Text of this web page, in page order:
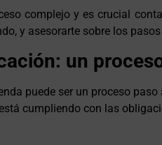
complejo y es crucial
y asesorarte sobre los
un
puede ser un proceso
cumpliendo con las